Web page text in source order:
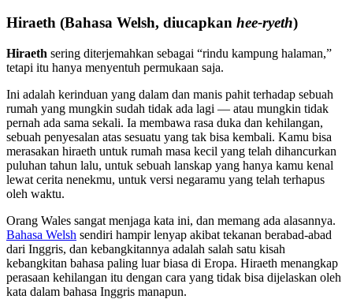
Hiraeth (Bahasa Welsh, diucapkan hee-ryeth)
Hiraeth sering diterjemahkan sebagai “rindu kampung halaman,”
tetapi itu hanya menyentuh permukaan saja.
Ini adalah kerinduan yang dalam dan manis pahit terhadap sebuah
rumah yang mungkin sudah tidak ada lagi — atau mungkin tidak
pernah ada sama sekali. Ia membawa rasa duka dan kehilangan,
sebuah penyesalan atas sesuatu yang tak bisa kembali. Kamu bisa
merasakan hiraeth untuk rumah masa kecil yang telah dihancurkan
puluhan tahun lalu, untuk sebuah lanskap yang hanya kamu kenal
lewat cerita nenekmu, untuk versi negaramu yang telah terhapus
oleh waktu.
Orang Wales sangat menjaga kata ini, dan memang ada alasannya.
Bahasa Welsh sendiri hampir lenyap akibat tekanan berabad-abad
dari Inggris, dan kebangkitannya adalah salah satu kisah
kebangkitan bahasa paling luar biasa di Eropa. Hiraeth menangkap
perasaan kehilangan itu dengan cara yang tidak bisa dijelaskan oleh
kata dalam bahasa Inggris manapun.